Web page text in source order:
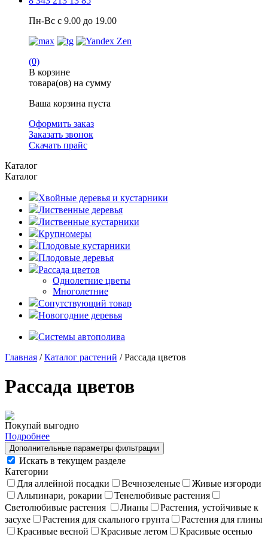
Пн-Вс с 9.00 до 19.00
(0)
В корзине
товара(ов) на сумму
Ваша корзина пуста
Оформить заказ
Заказать звонок
Скачать прайс
Каталог
Каталог
Хвойные деревья и кустарники
Лиственные деревья
Лиственные кустарники
Крупномеры
Плодовые кустарники
Плодовые деревья
Рассада цветов
Однолетние цветы
Многолетние
Сопутствующий товар
Новогодние деревья
Системы автополива
Главная /Каталог растений / Рассада цветов
Рассада цветов
Покупай выгодно
Подробнее
Дополнительные параметры фильтрации
Искать в текущем разделе
Категории
Для аллейной посадки
Вечнозеленые
Живые изгороди
Альпинари, рокарии
Тенелюбивые растения
Светолюбивые растения
Лианы
Растения, устойчивые к
засухе
Растения для скального грунта
Растения для глины
Красивые весной
Красивые летом
Красивые осенью